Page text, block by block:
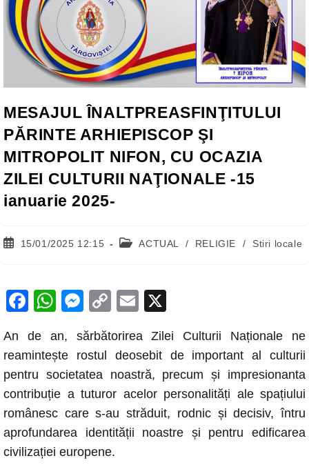
MESAJUL ÎNALTPREASFINŢITULUI
PĂRINTE ARHIEPISCOP ŞI
MITROPOLIT NIFON, CU OCAZIA
ZILEI CULTURII NAŢIONALE -15
ianuarie 2025-
Post15/01/2025 12:15
PostACTUAL / RELIGIE / Stiri locale
F
c
e
b
o
o
k
W
at
s
A
p
p
M
ss
e
n
g
er
C
p
y
Li
n
k
E
ail
An de an, sărbătorirea Zilei Culturii Naționale ne
reamintește rostul deosebit de important al culturii
pentru societatea noastră, precum și impresionanta
contribuție a tuturor acelor personalități ale spațiului
românesc care s-au străduit, rodnic și decisiv, întru
aprofundarea identității noastre și pentru edificarea
civilizației europene.